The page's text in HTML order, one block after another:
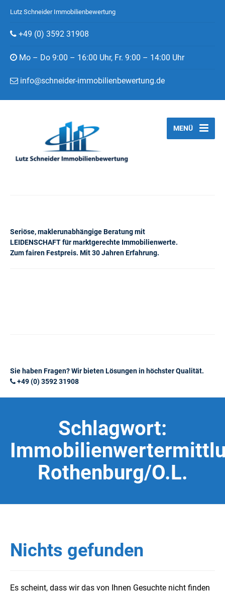
Lutz Schneider Immobilienbewertung
+49 (0) 3592 31908
Mo – Do 9:00 – 16:00 Uhr, Fr. 9:00 – 14:00 Uhr
info@schneider-immobilienbewertung.de
Seriöse, maklerunabhängige Beratung mit
LEIDENSCHAFT für marktgerechte Immobilienwerte.
Zum fairen Festpreis. Mit 30 Jahren Erfahrung.
MENÜ
Sie haben Fragen? Wir bieten Lösungen in höchster Qualität.
+49 (0) 3592 31908
Schlagwort:
Rothenburg/O.L.
Nichts gefunden
Es scheint, dass wir das von Ihnen Gesuchte nicht finden